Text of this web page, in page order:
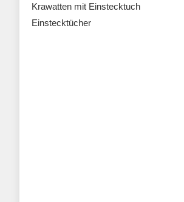
Krawatten mit Einstecktuch
Einstecktücher